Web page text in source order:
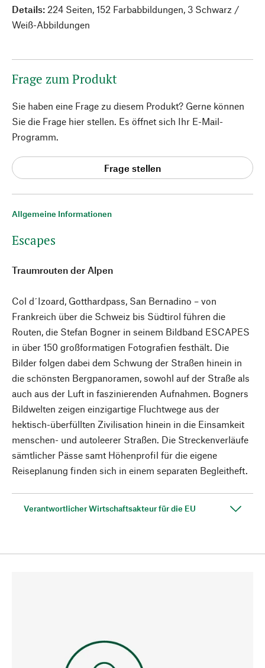
Allgemeine Informationen
Escapes
Traumrouten der Alpen
Col d´Izoard, Gotthardpass, San Bernadino – von
Frankreich über die Schweiz bis Südtirol führen die
Routen, die Stefan Bogner in seinem Bildband ESCAPES
in über 150 großformatigen Fotografien festhält. Die
Bilder folgen dabei dem Schwung der Straßen hinein in
die schönsten Bergpanoramen, sowohl auf der Straße als
auch aus der Luft in faszinierenden Aufnahmen. Bogners
Bildwelten zeigen einzigartige Fluchtwege aus der
hektisch-überfüllten Zivilisation hinein in die Einsamkeit
menschen- und autoleerer Straßen. Die Streckenverläufe
sämtlicher Pässe samt Höhenprofil für die eigene
Reiseplanung finden sich in einem separaten Begleitheft.
Verantwortlicher Wirtschaftsakteur für die EU
Details: 224 Seiten, 152 Farbabbildungen, 3 Schwarz /
Weiß-Abbildungen
Frage zum Produkt
Sie haben eine Frage zu diesem Produkt? Gerne können
Sie die Frage hier stellen. Es öffnet sich Ihr E-Mail-
Programm.
Frage stellen